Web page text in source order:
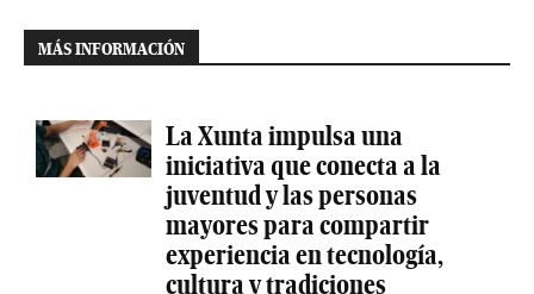
MÁS INFORMACIÓN
La Xunta impulsa una
iniciativa que conecta a la
juventud y las personas
mayores para compartir
experiencia en tecnología,
cultura y tradiciones